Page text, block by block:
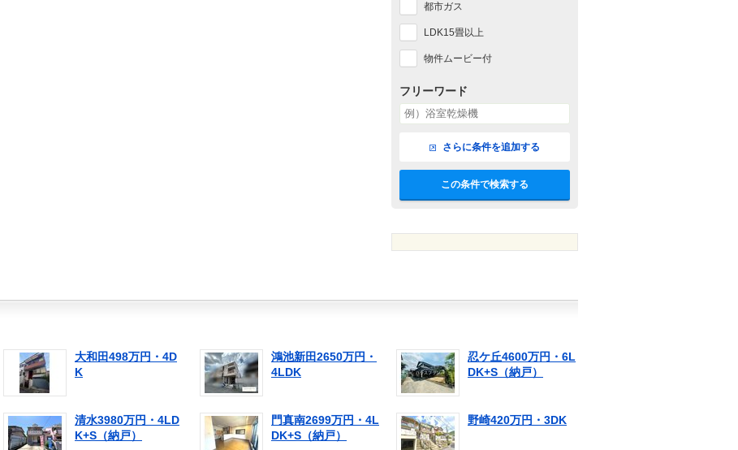
都市ガス
LDK15畳以上
物件ムービー付
フリーワード
さらに条件を追加する
この条件で検索する
大和田498万円・4D
K
鴻池新田2650万円・
4LDK
忍ケ丘4600万円・6L
DK+S（納戸）
清水3980万円・4LD
K+S（納戸）
門真南2699万円・4L
DK+S（納戸）
野崎420万円・3DK